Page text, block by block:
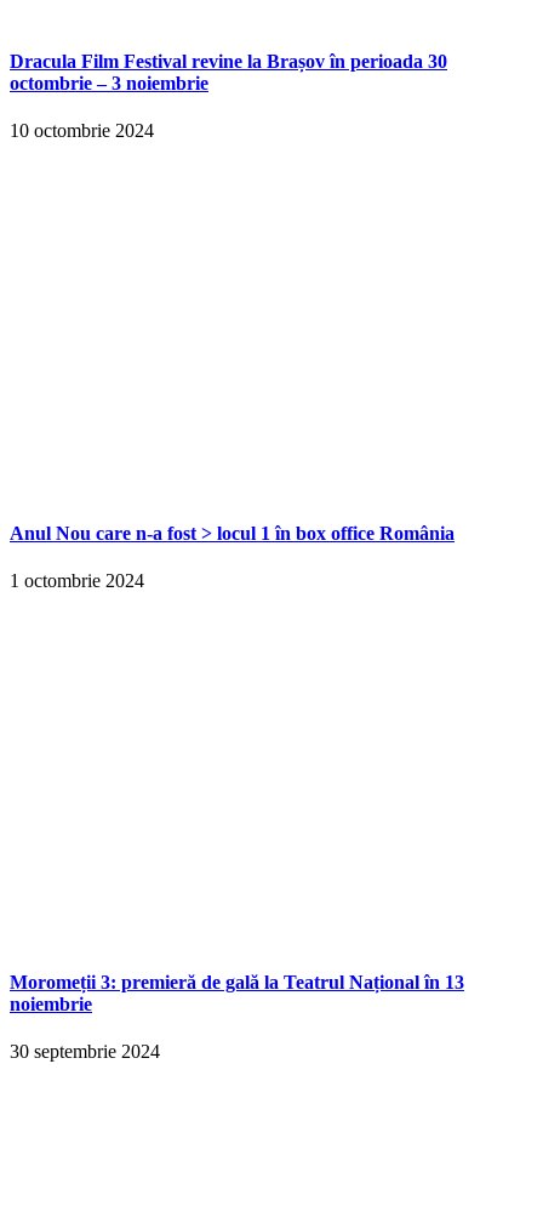
Dracula Film Festival revine la Brașov în perioada 30
octombrie – 3 noiembrie
10 octombrie 2024
Anul Nou care n-a fost > locul 1 în box office România
1 octombrie 2024
Moromeții 3: premieră de gală la Teatrul Național în 13
noiembrie
30 septembrie 2024